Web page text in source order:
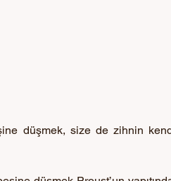
düşmek, size de zihnin